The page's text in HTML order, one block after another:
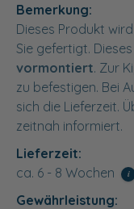
Bemerkung:
Dieses Produkt
Sie gefertigt.
vormontiert. Zur
zu befestigen. Bei
sich die Lieferzeit.
zeitnah informiert.
Lieferzeit:
ca. 6 - 8 Wochen
i
Gewährleistung: